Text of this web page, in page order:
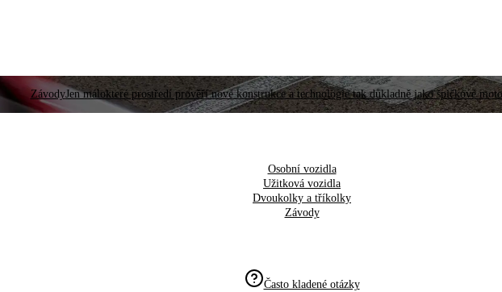
ZávodyJen málokteré prostředí prověří nové konstrukce a technologie tak důkladně jako špičkové
Osobní vozidla
Užitková vozidla
Dvoukolky a tříkolky
Závody
Často kladené otázky